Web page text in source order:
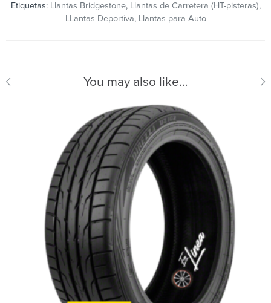
Etiquetas: Llantas Bridgestone, Llantas de Carretera (HT-pisteras),
LLantas Deportiva, Llantas para Auto
You may also like…